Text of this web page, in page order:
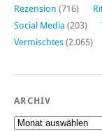
Rezension (716)
Social Media (203)
Vermischtes (2.065)
ARCHIV
Archiv